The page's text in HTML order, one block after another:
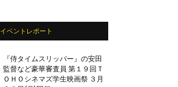
イベントレポート
『侍タイムスリッパー』の安田
監督など豪華審査員 第１９回Ｔ
ＯＨＯシネマズ学生映画祭 ３月